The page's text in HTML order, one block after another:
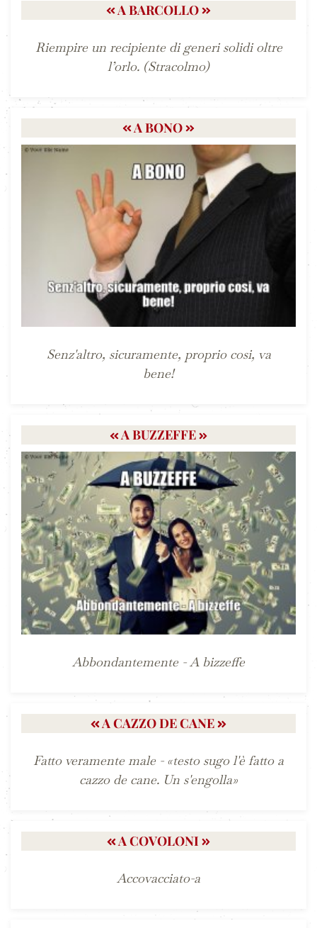
A BARCOLLO
Riempire un recipiente di generi solidi oltre
l’orlo. (Stracolmo)
A BONO
Senz'altro, sicuramente, proprio cosi, va
bene!
A BUZZEFFE
Abbondantemente - A bizzeffe
A CAZZO DE CANE
Fatto veramente male - «testo sugo l'è fatto a
cazzo de cane. Un s'engolla»
A COVOLONI
Accovacciato-a